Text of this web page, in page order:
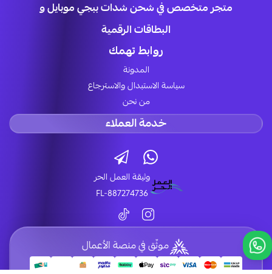
متجر متخصص في شحن شدات ببجي موبايل و
البطاقات الرقمية
روابط تهمك
المدونة
سياسة الاستبدال والاسترجاع
من نحن
خدمة العملاء
وثيقة العمل الحر
FL-887274736
موثّق في منصة الأعمال